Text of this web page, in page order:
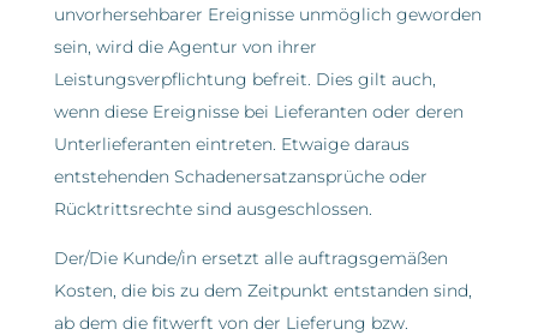
unvorhersehbarer Ereignisse unmöglich geworden
sein, wird die Agentur von ihrer
Leistungsverpflichtung befreit. Dies gilt auch,
wenn diese Ereignisse bei Lieferanten oder deren
Unterlieferanten eintreten. Etwaige daraus
entstehenden Schadenersatzansprüche oder
Rücktrittsrechte sind ausgeschlossen.
Der/Die Kunde/in ersetzt alle auftragsgemäßen
Kosten, die bis zu dem Zeitpunkt entstanden sind,
ab dem die fitwerft von der Lieferung bzw.